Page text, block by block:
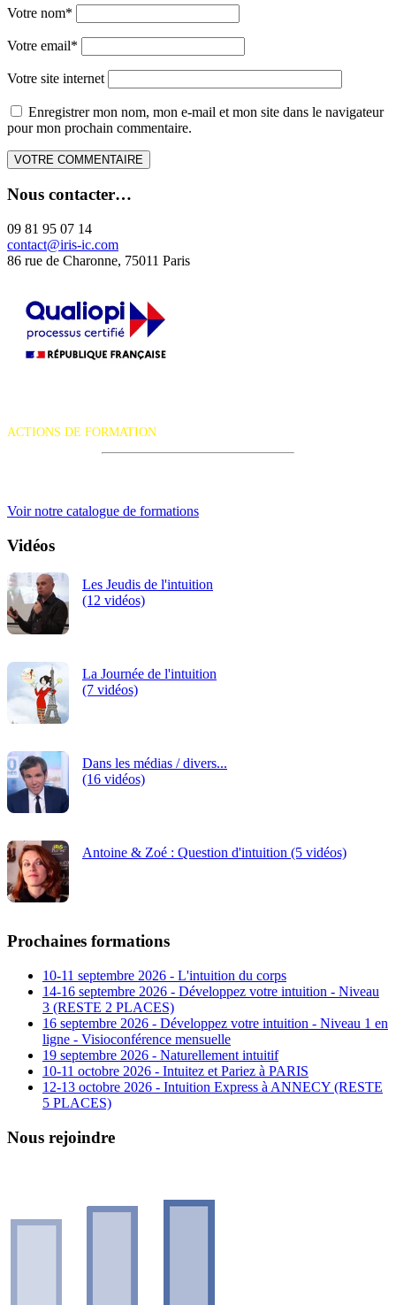
Votre nom*
Votre email*
Votre site internet
Enregistrer mon nom, mon e-mail et mon site dans le navigateur
pour mon prochain commentaire.
Nous contacter…
09 81 95 07 14
contact@iris-ic.com
86 rue de Charonne, 75011 Paris
ACTIONS DE FORMATION
Voir notre catalogue de formations
Vidéos
Les Jeudis de l'intuition
(12 vidéos)
La Journée de l'intuition
(7 vidéos)
Dans les médias / divers...
(16 vidéos)
Antoine & Zoé : Question d'intuition (5 vidéos)
Prochaines formations
10-11 septembre 2026 - L'intuition du corps
14-16 septembre 2026 - Développez votre intuition - Niveau
3 (RESTE 2 PLACES)
16 septembre 2026 - Développez votre intuition - Niveau 1 en
ligne - Visioconférence mensuelle
19 septembre 2026 - Naturellement intuitif
10-11 octobre 2026 - Intuitez et Pariez à PARIS
12-13 octobre 2026 - Intuition Express à ANNECY (RESTE
5 PLACES)
Nous rejoindre